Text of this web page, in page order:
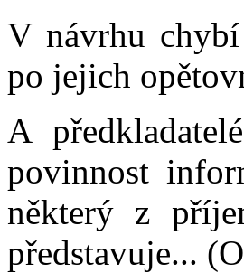
V návrhu
po jejich
A
povinnost
některý z
představuje...